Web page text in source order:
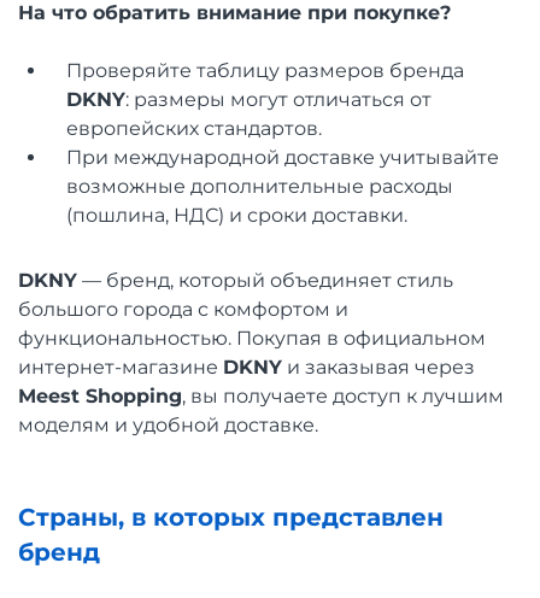
На что обратить внимание при покупке?
Проверяйте таблицу размеров бренда
DKNY: размеры могут отличаться от
европейских стандартов.
При международной доставке учитывайте
возможные дополнительные расходы
(пошлина, НДС) и сроки доставки.
DKNY — бренд, который объединяет стиль
большого города с комфортом и
функциональностью. Покупая в официальном
интернет-магазине DKNY и заказывая через
Meest Shopping, вы получаете доступ к лучшим
моделям и удобной доставке.
Страны, в которых представлен
бренд